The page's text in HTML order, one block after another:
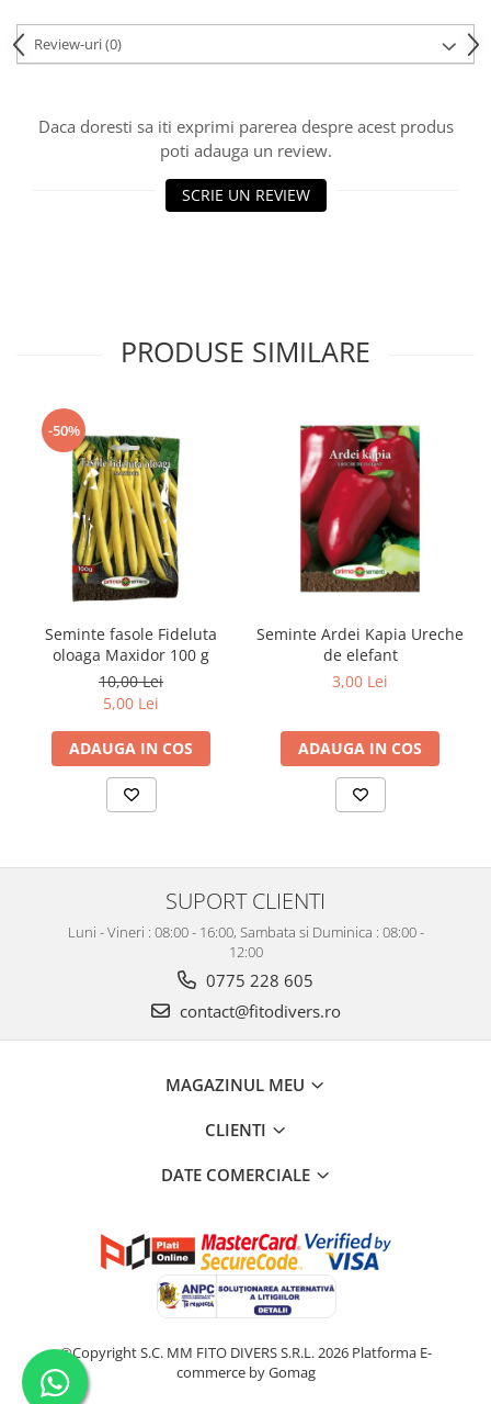
Review-uri(0)
Daca doresti sa iti exprimi parerea despre acest produs
poti adauga un review.
SCRIE UN REVIEW
PRODUSE SIMILARE
-50%
Seminte fasole Fideluta
oloaga Maxidor 100 g
10,00 Lei
5,00 Lei
ADAUGA IN COS
Seminte Ardei Kapia Ureche
de elefant
3,00 Lei
ADAUGA IN COS
SUPORT CLIENTI
Luni - Vineri : 08:00 - 16:00, Sambata si Duminica : 08:00 -
12:00
0775 228 605
contact@fitodivers.ro
MAGAZINUL MEU
CLIENTI
DATE COMERCIALE
©Copyright S.C. MM FITO DIVERS S.R.L. 2026 Platforma E-
commerce by Gomag